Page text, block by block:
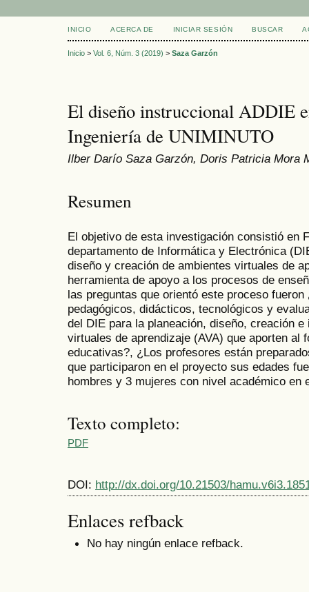
INICIO ACERCA DE INICIAR SESIÓN BUSCAR
Inicio > Vol. 6, Núm. 3 (2019) > Saza Garzón
El diseño instruccional ADDIE
Ingeniería de UNIMINUTO
Ilber Darío Saza Garzón, Doris Patricia Mora
Resumen
El objetivo de esta investigación consistió en
departamento de Informática y Electrónica
diseño y creación de ambientes virtuales de
herramienta de apoyo a los procesos de
las preguntas que orientó este proceso
pedagógicos, didácticos, tecnológicos y
del DIE para la planeación, diseño, creación
virtuales de aprendizaje (AVA) que aporten al
educativas?, ¿Los profesores están
que participaron en el proyecto sus edades
hombres y 3 mujeres con nivel académico en
Texto completo:
PDF
DOI: http://dx.doi.org/10.21503/
Enlaces refback
No hay ningún enlace refback.